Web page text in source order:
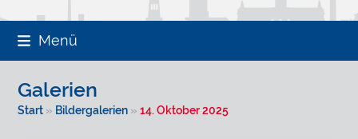
Menü
Galerien
Start » Bildergalerien »14. Oktober 2025